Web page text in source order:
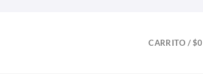
CARRITO /$0